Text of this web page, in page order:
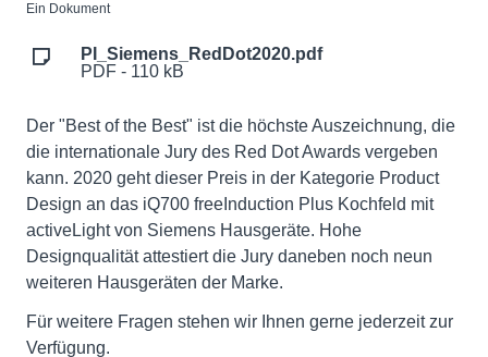
Ein Dokument
PI_Siemens_RedDot2020.pdf
PDF - 110 kB
Der "Best of the Best" ist die höchste Auszeichnung, die
die internationale Jury des Red Dot Awards vergeben
kann. 2020 geht dieser Preis in der Kategorie Product
Design an das iQ700 freeInduction Plus Kochfeld mit
activeLight von Siemens Hausgeräte. Hohe
Designqualität attestiert die Jury daneben noch neun
weiteren Hausgeräten der Marke.
Für weitere Fragen stehen wir Ihnen gerne jederzeit zur
Verfügung.